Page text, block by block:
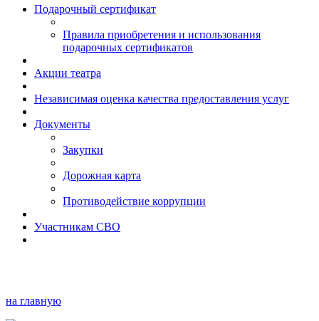
Подарочный сертификат
Правила приобретения и использования
подарочных сертификатов
Акции театра
Независимая оценка качества предоставления услуг
Документы
Закупки
Дорожная карта
Противодействие коррупции
Участникам СВО
на главную